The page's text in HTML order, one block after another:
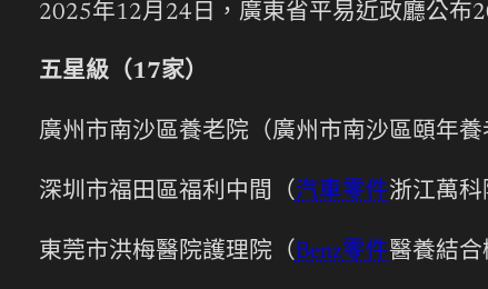
2025年12月24日，廣東省平易近政廳公布
五星級（17家）
廣州市南沙區養老院（廣州市南沙區頤年養
深圳市福田區福利中間（汽車零件浙江萬科
東莞市洪梅醫院護理院（Benz零件醫養結合